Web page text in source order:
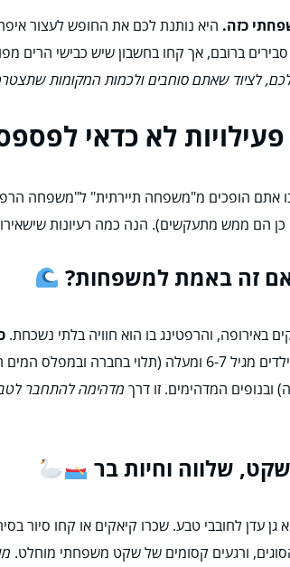
כזה. היא נותנת לכם את החופש לעצור
ברובם, אך קחו בחשבון שיש כבישי הרים
לציוד שאתם סוחבים ולכמות המקומות
לא כדאי
אתם הופכים מ"משפחה תיירתית" ל"משפחה
הם ממש מתעקשים). הנה כמה רעיונות שישאירו
באירופה, והרפטינג בו הוא חוויה בלתי נשכחת.
שהופך את החוויה למהנה ובטוחה גם עם ילדים
המדהימים. זו דרך מדהימה להתחבר
עדן לחובבי טבע. שכרו קיאקים או קחו סיור
ורגעים קסומים של שקט משפחתי מוחלט.